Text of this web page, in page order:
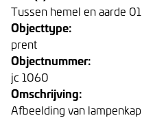
Tussen hemel en aarde 01
Objecttype:
prent
Objectnummer:
jc 1060
Omschrijving:
Afbeelding van